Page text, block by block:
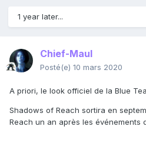
1 year later...
Chief-Maul
Posté(e) 10 mars 2020
A priori, le look officiel de la Blue
Shadows of Reach sortira en
Reach un an après les événements